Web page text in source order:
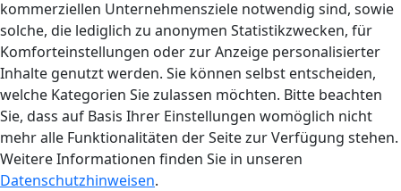
kommerziellen Unternehmensziele notwendig sind, sowie
solche, die lediglich zu anonymen Statistikzwecken, für
Komforteinstellungen oder zur Anzeige personalisierter
Inhalte genutzt werden. Sie können selbst entscheiden,
welche Kategorien Sie zulassen möchten. Bitte beachten
Sie, dass auf Basis Ihrer Einstellungen womöglich nicht
mehr alle Funktionalitäten der Seite zur Verfügung stehen.
Weitere Informationen finden Sie in unseren
Datenschutzhinweisen.